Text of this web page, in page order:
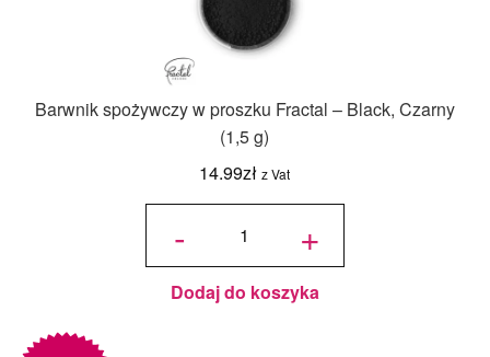
Barwnik spożywczy w proszku Fractal – Black, Czarny
(1,5 g)
14.99zł z Vat
-
ilość
w proszku
Fractal -
Black,
Czarny
(1,5 g)
+
Dodaj do koszyka